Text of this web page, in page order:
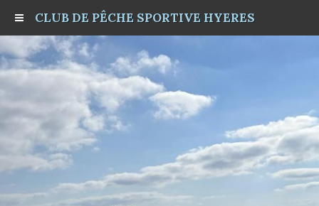
CLUB DE PÊCHE SPORTIVE HYERES